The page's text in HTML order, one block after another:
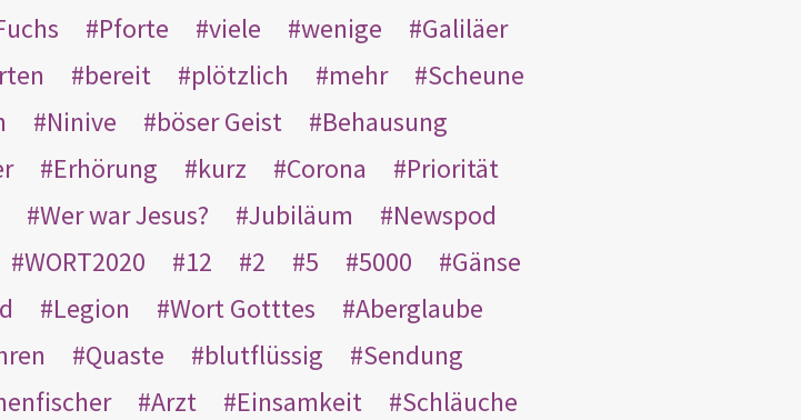
Pforte viele wenige
Galiläer
bereit plötzlich mehr
Scheune
Ninive böser Geist
Behausung
Erhörung kurz Corona
Priorität
Wer war Jesus? Jubiläum
Newspod
WORT2020 12 2 5 5000
Gänse
Legion Wort Gotttes
Aberglaube
Quaste blutflüssig
Sendung
Arzt Einsamkeit
Schläuche